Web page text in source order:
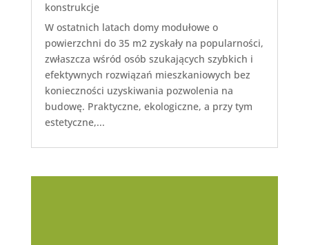
konstrukcje
W ostatnich latach domy modułowe o
powierzchni do 35 m2 zyskały na popularności,
zwłaszcza wśród osób szukających szybkich i
efektywnych rozwiązań mieszkaniowych bez
konieczności uzyskiwania pozwolenia na
budowę. Praktyczne, ekologiczne, a przy tym
estetyczne,...